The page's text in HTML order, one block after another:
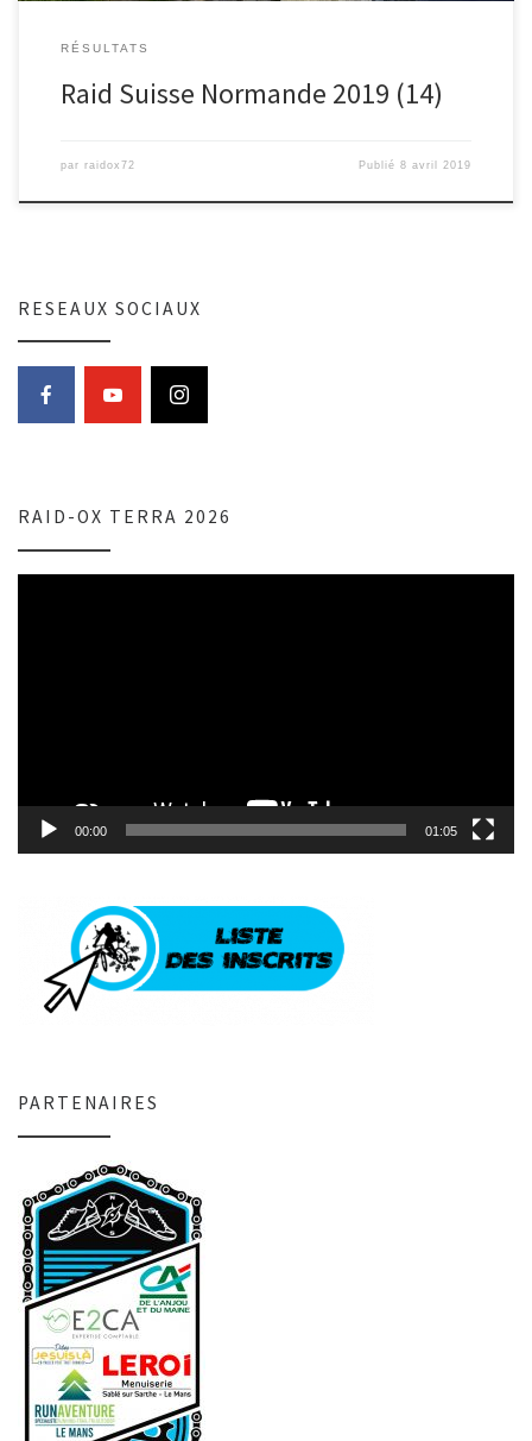
RÉSULTATS
Raid Suisse Normande 2019 (14)
par raidox72 Publié8 avril 2019
RESEAUX SOCIAUX
RAID-OX TERRA 2026
00:00 01:05
PARTENAIRES